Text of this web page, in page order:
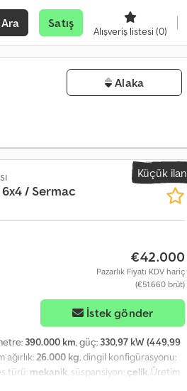
Ara Satış
Alışveriş listesi (0)
Alaka
Küçük ilan
/ Sermac
€42.000
Pazarlık Fiyatı KDV hariç
(€51.660 brüt)
İstek gönder
390.000 km, güç: 330,97 kW (449,99
ağırlık:26.000 kg, dingil konfigürasyonu:
türü: mekanik, süspansiyon: çelik, Üretim